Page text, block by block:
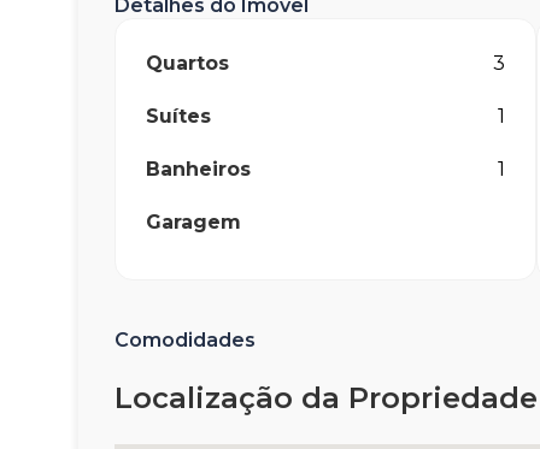
Detalhes do Imóvel
Quartos 3
Suítes 1
Banheiros 1
Garagem
Comodidades